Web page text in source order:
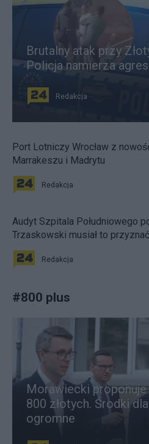
Brutalny atak przy
Policja namierza
Redakcja
Port Lotniczy Wrocław z
Marrakeszu i Madrytu
Redakcja
Audyt Szpitala Południowego
Trzaskowski musiał to przyznać
Redakcja
#800 plus
Morawiecki
800 złotych. Środki
ogromne